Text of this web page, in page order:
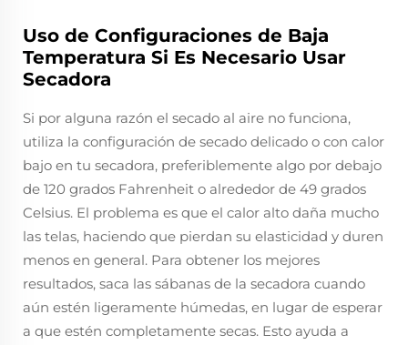
Uso de Configuraciones de Baja
Temperatura Si Es Necesario Usar
Secadora
Si por alguna razón el secado al aire no funciona,
utiliza la configuración de secado delicado o con calor
bajo en tu secadora, preferiblemente algo por debajo
de 120 grados Fahrenheit o alrededor de 49 grados
Celsius. El problema es que el calor alto daña mucho
las telas, haciendo que pierdan su elasticidad y duren
menos en general. Para obtener los mejores
resultados, saca las sábanas de la secadora cuando
aún estén ligeramente húmedas, en lugar de esperar
a que estén completamente secas. Esto ayuda a